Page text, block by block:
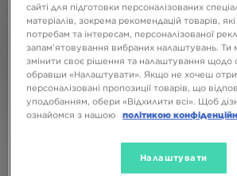
сайті для підготовки персоналізованих
матеріалів, зокрема рекомендацій товарів,
потребам та інтересам, персоналізованої
запам’ятовування вибраних налаштувань.
змінити своє рішення та налаштування щодо
обравши «Налаштувати». Якщо не хочеш
персоналізовані пропозиції товарів, що
уподобанням, обери «Відхилити всі». Щоб
ознайомся з нашою
політикою
Налаштувати